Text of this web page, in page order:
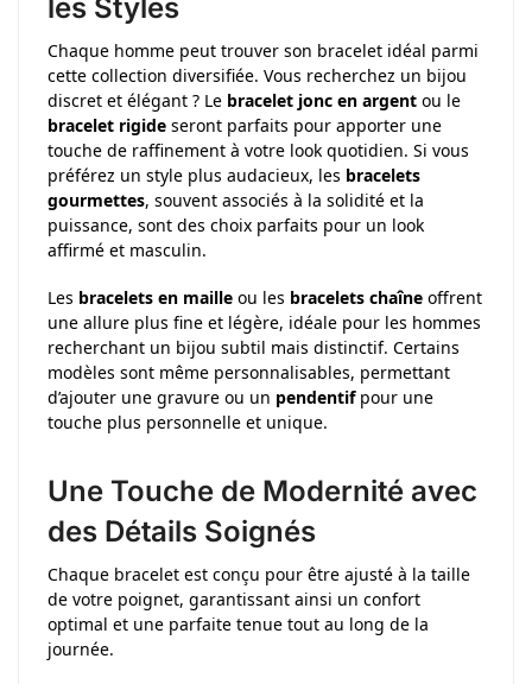
les Styles
Chaque homme peut trouver son bracelet idéal parmi
cette collection diversifiée. Vous recherchez un bijou
discret et élégant ? Le bracelet jonc en argent ou le
bracelet rigide seront parfaits pour apporter une
touche de raffinement à votre look quotidien. Si vous
préférez un style plus audacieux, les bracelets
gourmettes, souvent associés à la solidité et la
puissance, sont des choix parfaits pour un look
affirmé et masculin.
Les bracelets en maille ou les bracelets chaîne offrent
une allure plus fine et légère, idéale pour les hommes
recherchant un bijou subtil mais distinctif. Certains
modèles sont même personnalisables, permettant
d’ajouter une gravure ou un pendentifpour une
touche plus personnelle et unique.
Une Touche de Modernité avec
des Détails Soignés
Chaque bracelet est conçu pour être ajusté à la taille
de votre poignet, garantissant ainsi un confort
optimal et une parfaite tenue tout au long de la
journée.